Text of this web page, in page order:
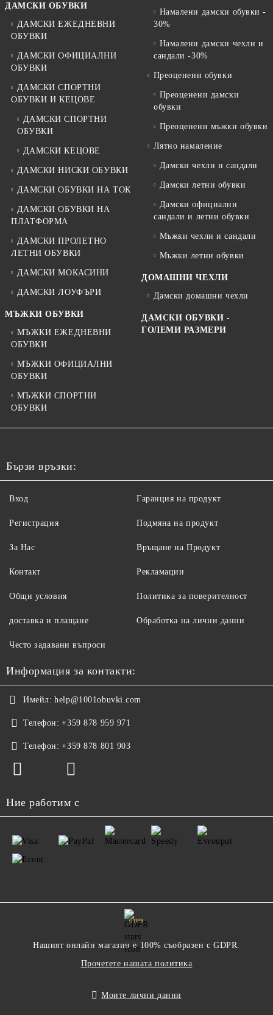
ДАМСКИ ОБУВКИ
ДАМСКИ ЕЖЕДНЕВНИ
ОБУВКИ
ДАМСКИ ОФИЦИАЛНИ
ОБУВКИ
ДАМСКИ СПОРТНИ
ОБУВКИ И КЕЦОВЕ
ДАМСКИ СПОРТНИ
ОБУВКИ
ДАМСКИ КЕЦОВЕ
ДАМСКИ НИСКИ ОБУВКИ
ДАМСКИ ОБУВКИ НА ТОК
ДАМСКИ ОБУВКИ НА
ПЛАТФОРМА
ДАМСКИ ПРОЛЕТНО
ЛЕТНИ ОБУВКИ
ДАМСКИ МОКАСИНИ
ДАМСКИ ЛОУФЪРИ
МЪЖКИ ОБУВКИ
МЪЖКИ ЕЖЕДНЕВНИ
ОБУВКИ
МЪЖКИ ОФИЦИАЛНИ
ОБУВКИ
МЪЖКИ СПОРТНИ
ОБУВКИ
Намалени дамски обувки -
30%
Намалени дамски чехли и
сандали -30%
Преоценени обувки
Преоценени дамски
обувки
Преоценени мъжки обувки
Лятно намаление
Дамски чехли и сандали
Дамски летни обувки
Дамски официални
сандали и летни обувки
Мъжки чехли и сандали
Мъжки летни обувки
ДОМАШНИ ЧЕХЛИ
Дамски домашни чехли
ДАМСКИ ОБУВКИ -
ГОЛЕМИ РАЗМЕРИ
Бързи връзки:
Вход
Регистрация
За Нас
Контакт
Общи условия
доставка и плащане
Гаранция на продукт
Подмяна на продукт
Връщане на Продукт
Рекламации
Политика за поверителност
Обработка на лични данни
Често задавани въпроси
Информация за контакти:
Имейл: help@1001obuvki.com
Телефон: +359 878 959 971
Телефон: +359 878 801 903
Ние работим с
GDPR
Нашият онлайн магазин е 100% съобразен с GDPR.
Прочетете нашата политика
Моите лични данни